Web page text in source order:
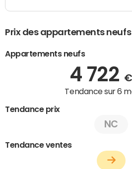
Prix des appartements neufs
Appartements neufs
4 722
Tendance sur 6
Tendance prix
NC
Tendance ventes